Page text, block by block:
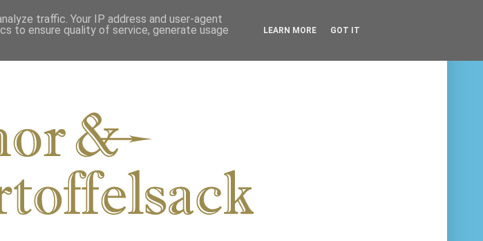
traffic. Your IP address and user-agent
to ensure quality of service, generate usage
LEARN MORE GOT IT